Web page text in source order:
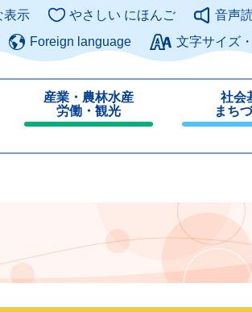
このページの本文へ
表示 やさしい にほんご
音声
Foreign language
文字サイズ
産業・農林水産
労働・観光
じ
社会
まち
じ